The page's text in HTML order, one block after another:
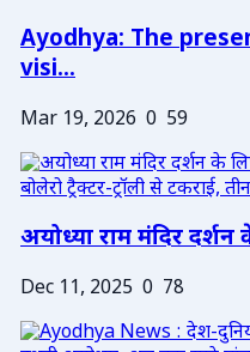
Ayodhya: The
visi...
Mar 19, 2026 0 59
अयोध्या राम मंदिर
Dec 11, 2025 0 78